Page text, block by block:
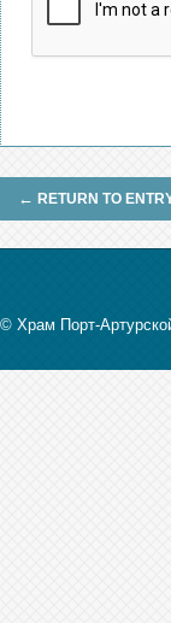
← RETURN TO
© Храм Порт-